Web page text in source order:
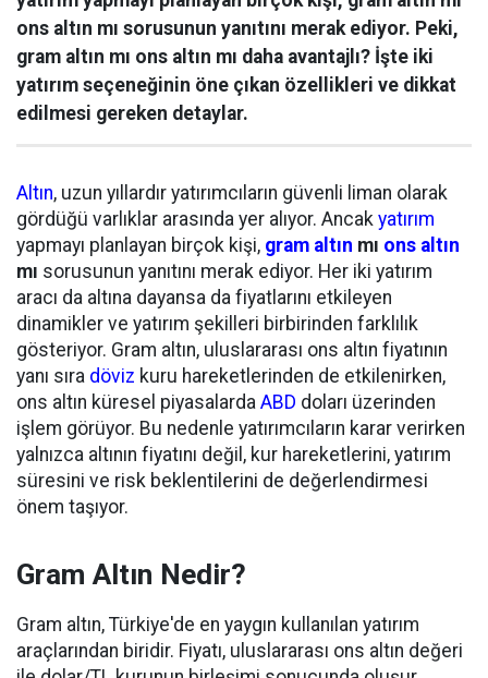
ons altın mı sorusunun yanıtını merak ediyor. Peki,
gram altın mı ons altın mı daha avantajlı? İşte iki
yatırım seçeneğinin öne çıkan özellikleri ve dikkat
edilmesi gereken detaylar.
Altın, uzun yıllardır yatırımcıların güvenli liman olarak
gördüğü varlıklar arasında yer alıyor. Ancak yatırım
yapmayı planlayan birçok kişi, gram altın mı ons altın
mı sorusunun yanıtını merak ediyor. Her iki yatırım
aracı da altına dayansa da fiyatlarını etkileyen
dinamikler ve yatırım şekilleri birbirinden farklılık
gösteriyor. Gram altın, uluslararası ons altın fiyatının
yanı sıra döviz kuru hareketlerinden de etkilenirken,
ons altın küresel piyasalarda ABD doları üzerinden
işlem görüyor. Bu nedenle yatırımcıların karar verirken
yalnızca altının fiyatını değil, kur hareketlerini, yatırım
süresini ve risk beklentilerini de değerlendirmesi
önem taşıyor.
Gram Altın Nedir?
Gram altın, Türkiye'de en yaygın kullanılan yatırım
araçlarından biridir. Fiyatı, uluslararası ons altın değeri